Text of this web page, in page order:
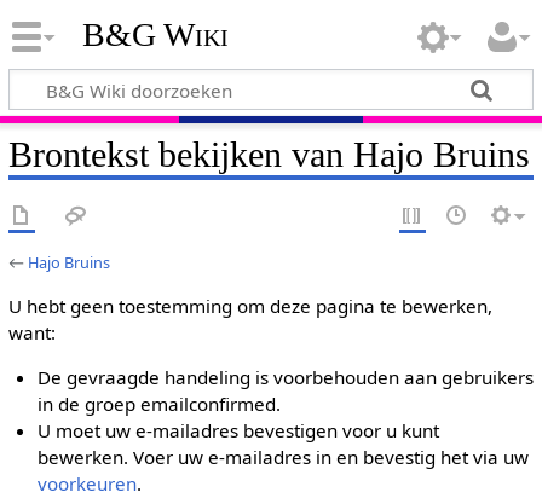
B&G Wiki
Brontekst bekijken van Hajo Bruins
← Hajo Bruins
U hebt geen toestemming om deze pagina te bewerken,
want:
De gevraagde handeling is voorbehouden aan gebruikers
in de groep emailconfirmed.
U moet uw e-mailadres bevestigen voor u kunt
bewerken. Voer uw e-mailadres in en bevestig het via uw
voorkeuren.